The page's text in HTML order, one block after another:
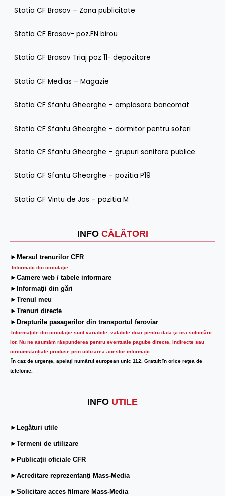
INFO CĂLĂTORI
►Mersul trenurilor CFR
Informatii din circulaţie
►Camere web / tabele informare
►Informaţii din gări
►Trenul meu
►Trenuri directe
►Drepturile pasagerilor din transportul feroviar
Informaţiile din circulaţie sunt variabile, valabile doar pentru data şi ora solicitării
lor. Nu ne asumăm răspunderea pentru eventuale pagube directe, indirecte sau
circumstanțiale produse prin utilizarea acestor informații.
În caz de urgenţe, apelaţi numărul european unic 112. Gratuit în orice reţea de
telefonie.
INFO UTILE
►Legături utile
►Termeni de utilizare
►Publicații oficiale CFR
►Acreditare reprezentanți Mass-Media
►Solicitare acces filmare Mass-Media
Statia CF Brasov – Zona publicitate
Statia CF Brasov- poz.FN birou
Statia CF Brasov Triaj poz 11- depozitare
Statia CF Medias – Magazie
Statia CF Sfantu Gheorghe – amplasare bancomat
Statia CF Sfantu Gheorghe – dormitor pentru soferi
Statia CF Sfantu Gheorghe – grupuri sanitare publice
Statia CF Sfantu Gheorghe – pozitia P19
Statia CF Vintu de Jos – pozitia M